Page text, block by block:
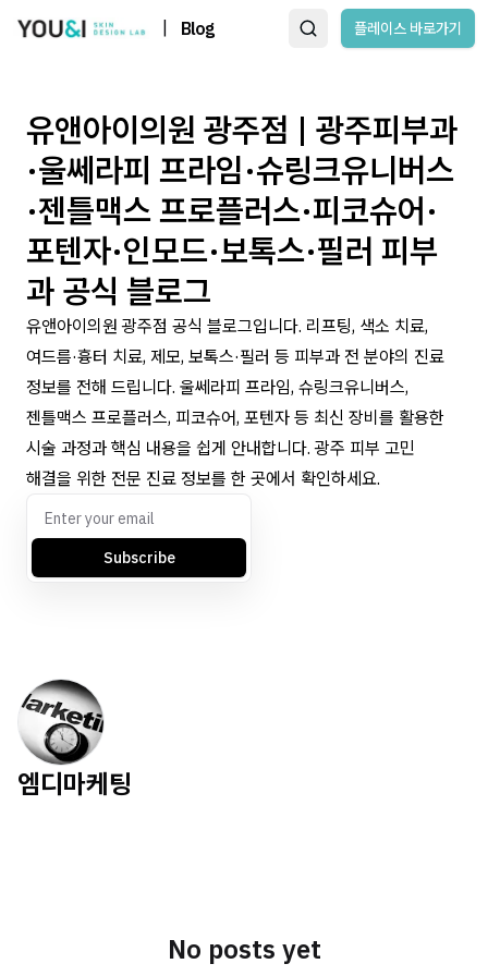
Blog 플레이스 바로가기
유앤아이의원 광주점 | 광주피부과
·울쎄라피 프라임·슈링크유니버스
·젠틀맥스 프로플러스·피코슈어·
포텐자·인모드·보톡스·필러 피부
과 공식 블로그
유앤아이의원 광주점 공식 블로그입니다. 리프팅, 색소 치료,
여드름·흉터 치료, 제모, 보톡스·필러 등 피부과 전 분야의 진료
정보를 전해 드립니다. 울쎄라피 프라임, 슈링크유니버스,
젠틀맥스 프로플러스, 피코슈어, 포텐자 등 최신 장비를 활용한
시술 과정과 핵심 내용을 쉽게 안내합니다. 광주 피부 고민
해결을 위한 전문 진료 정보를 한 곳에서 확인하세요.
Subscribe
엠디마케팅
No posts yet